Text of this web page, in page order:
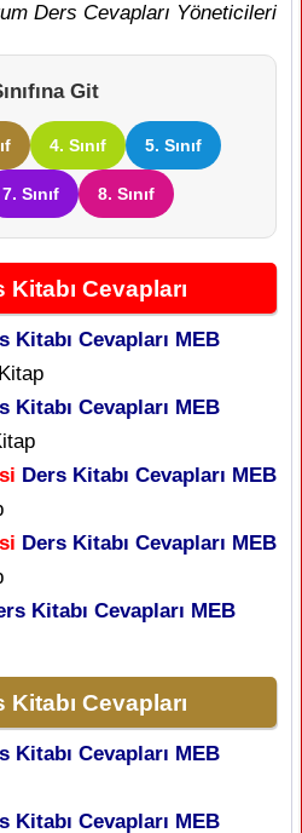
Ders Cevapları Yöneticileri
Git
4. Sınıf 5. Sınıf
7. Sınıf 8. Sınıf
Kitabı Cevapları
Kitabı Cevapları MEB
Kitabı Cevapları MEB
Ders Kitabı Cevapları MEB
Ders Kitabı Cevapları MEB
Kitabı Cevapları MEB
Kitabı Cevapları
Kitabı Cevapları MEB
Kitabı Cevapları MEB